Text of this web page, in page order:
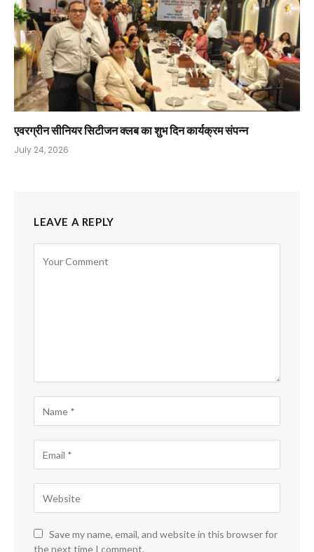
एवरग्रीन सीनियर सिटीजन क्लब का शुभ दिन कार्यक्रम संपन्न
July 24, 2026
LEAVE A REPLY
Save my name, email, and website in this browser for
the next time I comment.